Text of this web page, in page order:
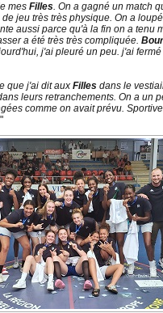
mes Filles. On a gagné un match
jeu très très physique. On a
aussi parce qu'à la fin on a
a été très très compliquée.
j'ai pleuré un peu. j'ai
que j'ai dit aux Filles dans le
leurs retranchements. On a
comme on avait prévu.
"